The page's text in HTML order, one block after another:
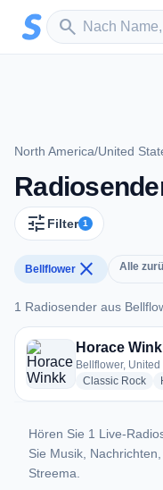
Zum Hauptinhalt springen
search
Sender suchen
North America/United
tune Filter 1
Bellflower close Alle
1 Radiosender aus
1 Radiosender aus
Horace
Bellflower, United
Classic Rock
Hören Sie 1 Live-
Sie Musik,
Streema.